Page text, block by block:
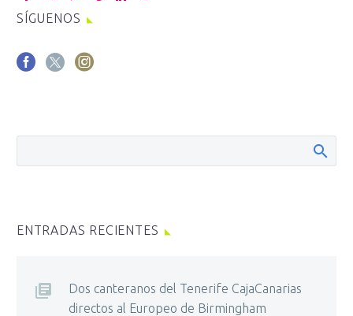
SÍGUENOS
ENTRADAS RECIENTES
Dos canteranos del Tenerife CajaCanarias
directos al Europeo de Birmingham